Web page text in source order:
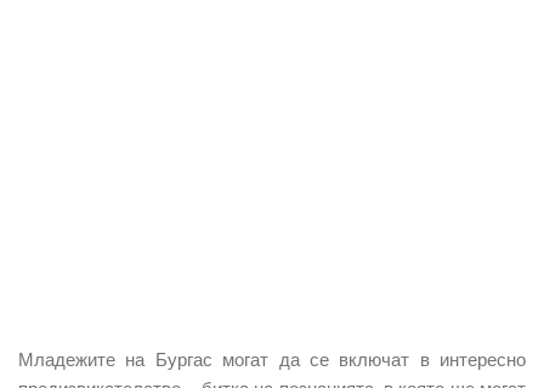
Младежите на Бургас могат да се включат в интересно